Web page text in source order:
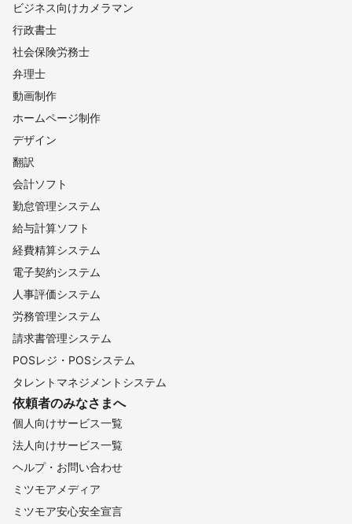
ビジネス向けカメラマン
行政書士
社会保険労務士
弁理士
動画制作
ホームページ制作
デザイン
翻訳
会計ソフト
勤怠管理システム
給与計算ソフト
経費精算システム
電子契約システム
人事評価システム
労務管理システム
請求書管理システム
POSレジ・POSシステム
タレントマネジメントシステム
依頼者のみなさまへ
個人向けサービス一覧
法人向けサービス一覧
ヘルプ・お問い合わせ
ミツモアメディア
ミツモア安心安全宣言